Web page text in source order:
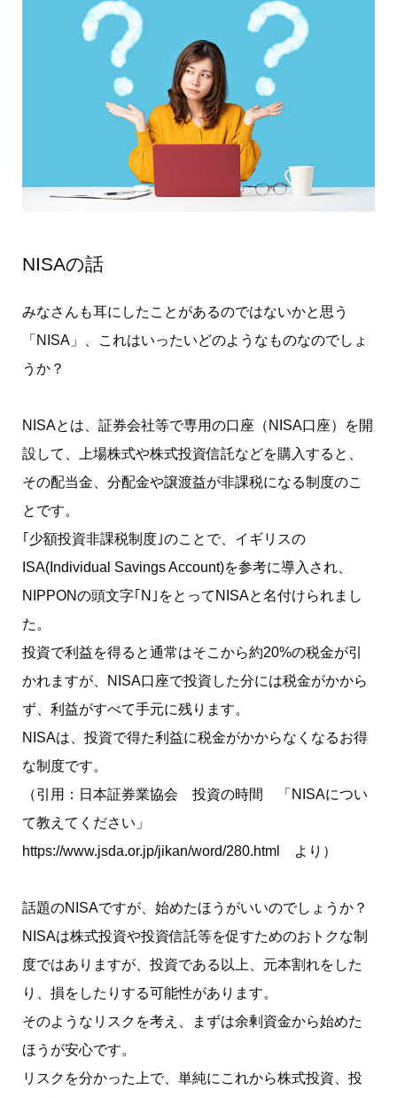
NISAの話
みなさんも耳にしたことがあるのではないかと思う
「NISA」、これはいったいどのようなものなのでしょ
うか？
NISAとは、証券会社等で専用の口座（NISA口座）を開
設して、上場株式や株式投資信託などを購入すると、
その配当金、分配金や譲渡益が非課税になる制度のこ
とです。
｢少額投資非課税制度｣のことで、イギリスの
ISA(Individual Savings Account)を参考に導入され、
NIPPONの頭文字｢N｣をとってNISAと名付けられまし
た。
投資で利益を得ると通常はそこから約20%の税金が引
かれますが、NISA口座で投資した分には税金がかから
ず、利益がすべて手元に残ります。
NISAは、投資で得た利益に税金がかからなくなるお得
な制度です。
（引用：日本証券業協会 投資の時間 「NISAについ
て教えてください」
https://www.jsda.or.jp/jikan/word/280.html より）
話題のNISAですが、始めたほうがいいのでしょうか？
NISAは株式投資や投資信託等を促すためのおトクな制
度ではありますが、投資である以上、元本割れをした
り、損をしたりする可能性があります。
そのようなリスクを考え、まずは余剰資金から始めた
ほうが安心です。
リスクを分かった上で、単純にこれから株式投資、投